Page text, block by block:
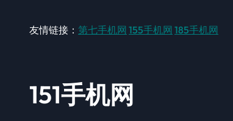
友情链接： 第七手机网 155手机网 185手机网
151手机网